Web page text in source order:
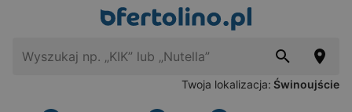
Twoja lokalizacja: Świnoujście